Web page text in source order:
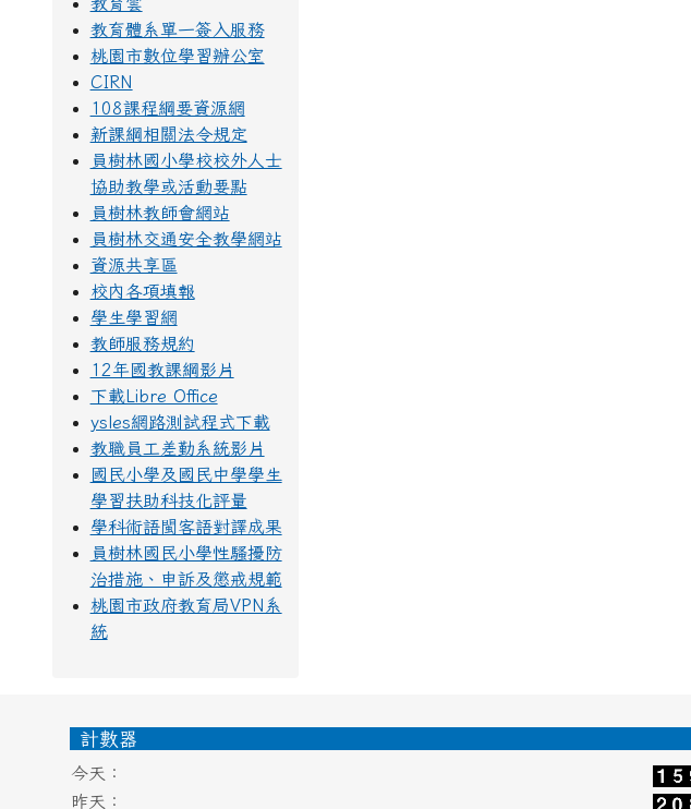
教育雲
教育體系單一簽入服務
桃園市數位學習辦公室
CIRN
108課程綱要資源網
新課綱相關法令規定
員樹林國小學校校外人士
協助教學或活動要點
員樹林教師會網站
員樹林交通安全教學網站
資源共享區
校內各項填報
學生學習網
教師服務規約
12年國教課綱影片
下載Libre Office
ysles網路測試程式下載
教職員工差勤系統影片
國民小學及國民中學學生
學習扶助科技化評量
學科術語閩客語對譯成果
員樹林國民小學性騷擾防
治措施、申訴及懲戒規範
桃園市政府教育局VPN系
統
頁尾區域內容
計數器
今天：
昨天：